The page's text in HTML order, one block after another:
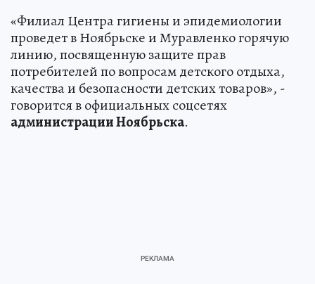
«Филиал Центра гигиены и эпидемиологии
проведет в Ноябрьске и Муравленко горячую
линию, посвященную защите прав
потребителей по вопросам детского отдыха,
качества и безопасности детских товаров», -
говорится в официальных соцсетях
администрации Ноябрьска.